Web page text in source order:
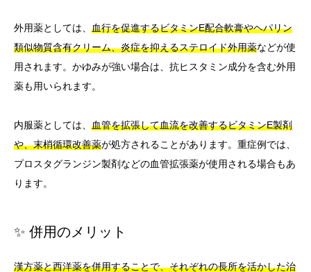
外用薬としては、 血行を促進するビタミンE配合軟膏やヘパリン
類似物質含有クリーム、炎症を抑えるステロイド外用薬などが使
用されます。かゆみが強い場合は、抗ヒスタミン成分を含む外用
薬も用いられます。
内服薬としては、 血管を拡張して血流を改善するビタミンE製剤
や、末梢循環改善薬が処方されることがあります。重症例では、
プロスタグランジン製剤などの血管拡張薬が使用される場合もあ
ります。
✨ 併用のメリット
漢方薬と西洋薬を併用することで、それぞれの長所を活かした治